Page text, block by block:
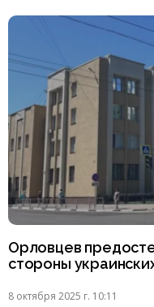
Орловцев
стороны
8 октября 2025 г. 10:11